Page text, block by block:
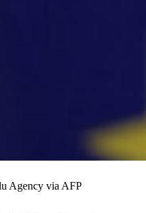
Agency via AFP